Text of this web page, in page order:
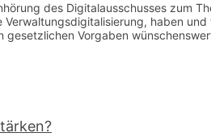
des Digitalausschusses zum
haben
Vorgaben